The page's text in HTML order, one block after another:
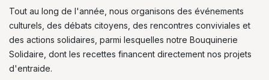
Tout au long de l'année, nous organisons des événements
culturels, des débats citoyens, des rencontres conviviales et
des actions solidaires, parmi lesquelles notre Bouquinerie
Solidaire, dont les recettes financent directement nos projets
d'entraide.